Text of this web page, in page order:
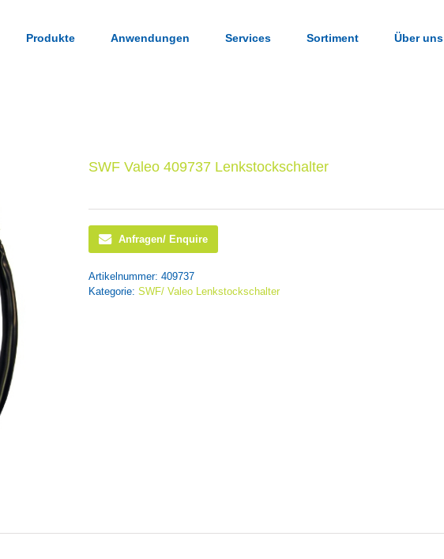
Produkte Anwendungen Services Sortiment Über uns
SWF Valeo 409737 Lenkstockschalter
Anfragen/ Enquire
Artikelnummer: 409737
Kategorie: SWF/ Valeo Lenkstockschalter